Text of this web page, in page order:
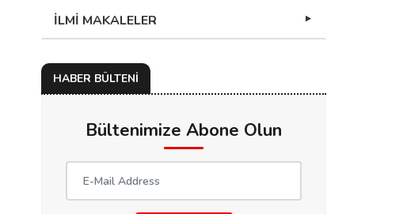
İLMİ MAKALELER
HABER BÜLTENİ
Bültenimize Abone Olun